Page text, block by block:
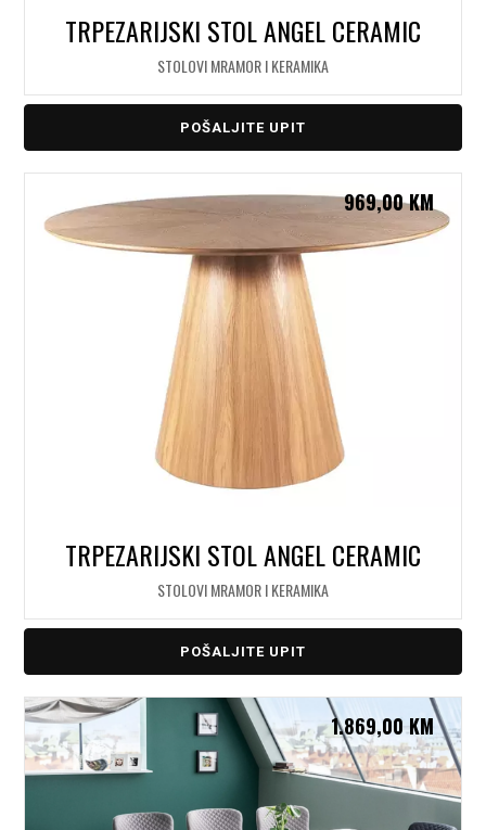
TRPEZARIJSKI STOL ANGEL CERAMIC
STOLOVI MRAMOR I KERAMIKA
POŠALJITE UPIT
TRPEZARIJSKI STOL ANGEL CERAMIC
STOLOVI MRAMOR I KERAMIKA
969,00KM
POŠALJITE UPIT
1.869,00KM